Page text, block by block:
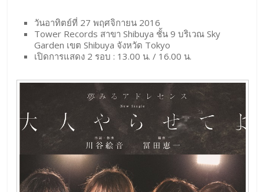
วันอาทิตย์ที่ 27 พฤศจิกายน 2016
Tower Records สาขา Shibuya ชั้น 9 บริเวณ Sky
Garden เขต Shibuya จังหวัด Tokyo
เปิดการแสดง 2 รอบ : 13.00 น. / 16.00 น.